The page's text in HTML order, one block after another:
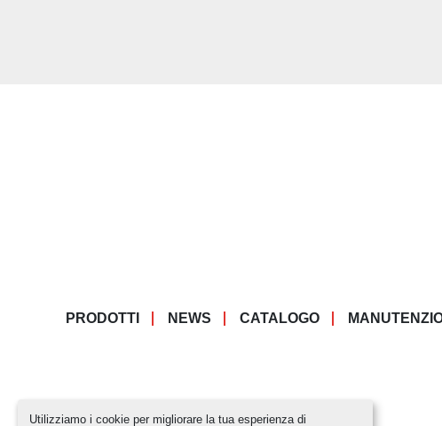
Utilizziamo i cookie per migliorare la tua esperienza di
PRODOTTI NEWS CATALOGO